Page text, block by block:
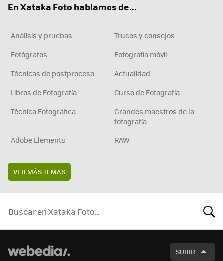
En Xataka Foto hablamos de...
Análisis y pruebas
Trucos y consejos
Fotógrafos
Fotografía móvil
Técnicas de postproceso
Actualidad
Libros de Fotografía
Curso de Fotografía
Técnica Fotográfica
Grandes maestros de la
fotografía
Adobe Elements
RAW
VER MÁS TEMAS
SUBIR